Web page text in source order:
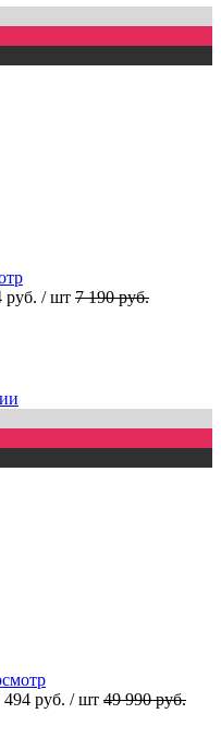
руб. / шт 7 190 руб.
494 руб. / шт 49 990 руб.